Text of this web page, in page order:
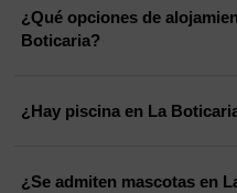
¿Qué opciones de
Boticaria?
¿Hay piscina en La
¿Se admiten mascotas en